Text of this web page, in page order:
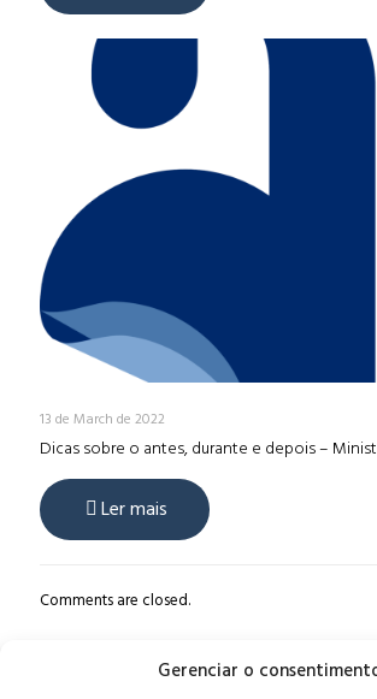
Gerenciar o
13 de March de 2022
Dicas sobre o antes, durante e depois –
Ler mais
Comments are closed.